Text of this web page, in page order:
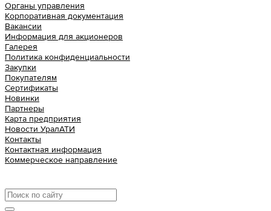
Органы управления
Корпоративная документация
Вакансии
Информация для акционеров
Галерея
Политика конфиденциальности
Закупки
Покупателям
Сертификаты
Новинки
Партнеры
Карта предприятия
Новости УралАТИ
Контакты
Контактная информация
Коммерческое направление